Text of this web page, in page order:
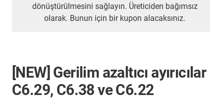
dönüştürülmesini sağlayın. Üreticiden bağımsız
olarak. Bunun için bir kupon alacaksınız.
[NEW] Gerilim azaltıcı ayırıcılar
C6.29, C6.38 ve C6.22